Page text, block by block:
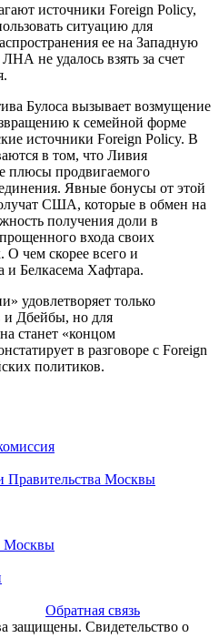
источники Foreign Policy,
ситуацию для
ее на Западную
не удалось взять за счет
Булоса вызывает возмущение
к семейной форме
источники Foreign Policy. В
в том, что Ливия
плюсы продвигаемого
Явные бонусы от этой
США, которые в обмен на
получения доли в
входа своих
чем скорее всего и
и Белкасема Хафтара.
удовлетворяет только
и Дбейбы, но для
станет «концом
в разговоре с Foreign
политиков.
Москвы
Москвы
Обратная связь
защищены. Свидетельство о